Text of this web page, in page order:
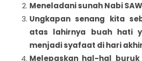
Meneladani sunah Nabi
Ungkapan senang kita
atas lahirnya buah hati
menjadi syafaat di hari
Melepaskan hal-hal